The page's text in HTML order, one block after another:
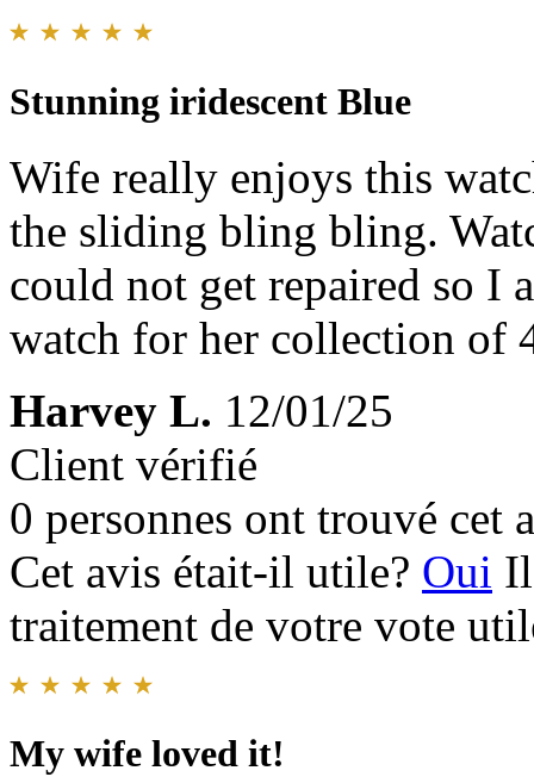
Stunning iridescent Blue
Wife really enjoys this
the sliding bling bling.
could not get repaired so I
watch for her collection of
Harvey L. 12/01/25
Client vérifié
0 personnes ont trouvé cet
Cet avis était-il utile? Oui
traitement de votre vote
My wife loved it!